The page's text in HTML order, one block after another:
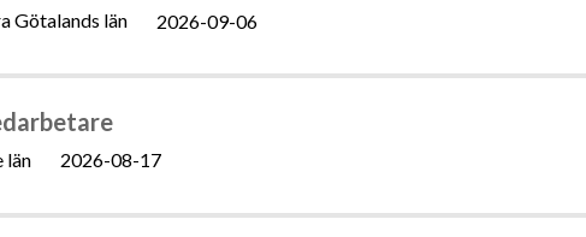
Götalands län 2026-09-06
län 2026-08-17